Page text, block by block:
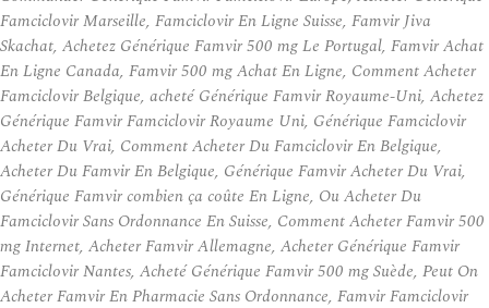
Famciclovir Marseille, Famciclovir En Ligne Suisse, Famvir Jiva
Skachat, Achetez Générique Famvir 500 mg Le Portugal, Famvir Achat
En Ligne Canada, Famvir 500 mg Achat En Ligne, Comment Acheter
Famciclovir Belgique, acheté Générique Famvir Royaume-Uni, Achetez
Générique Famvir Famciclovir Royaume Uni, Générique Famciclovir
Acheter Du Vrai, Comment Acheter Du Famciclovir En Belgique,
Acheter Du Famvir En Belgique, Générique Famvir Acheter Du Vrai,
Générique Famvir combien ça coûte En Ligne, Ou Acheter Du
Famciclovir Sans Ordonnance En Suisse, Comment Acheter Famvir 500
mg Internet, Acheter Famvir Allemagne, Acheter Générique Famvir
Famciclovir Nantes, Acheté Générique Famvir 500 mg Suède, Peut On
Acheter Famvir En Pharmacie Sans Ordonnance, Famvir Famciclovir